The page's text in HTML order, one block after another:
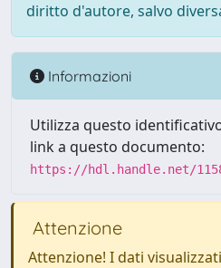
diritto d'autore, salvo
Informazioni
Utilizza questo
link a questo documento:
https://hdl.handle.net/
Attenzione
Attenzione! I dati